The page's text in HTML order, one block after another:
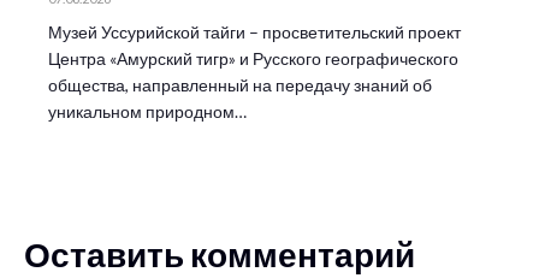
Музей Уссурийской тайги – просветительский проект
Центра «Амурский тигр» и Русского географического
общества, направленный на передачу знаний об
уникальном природном…
Оставить комментарий